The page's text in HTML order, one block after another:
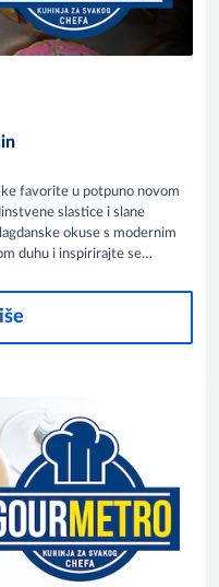
favorite u potpuno novom
slastice i slane
okuse s modernim
duhu i inspirirajte se